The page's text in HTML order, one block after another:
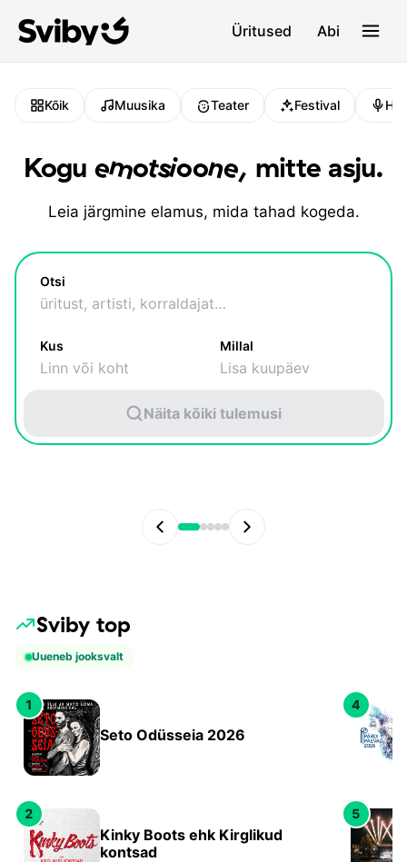
Üritused Abi
Kõik Muusika Teater Festival
Kogu emotsioone, mitte asju.
Leia järgmine elamus, mida tahad kogeda.
Otsi
Kus
Linn või koht
Millal
Lisa kuupäev
Näita kõiki tulemusi
Sviby top
Uueneb jooksvalt
1
Seto Odüsseia 2026
2
Kinky Boots ehk Kirglikud
kontsad
4
5